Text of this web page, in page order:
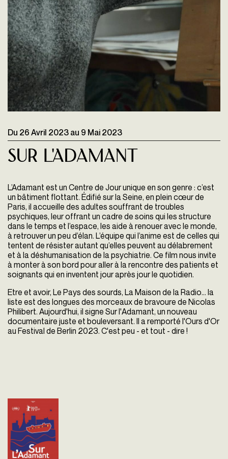
Du 26 Avril 2023 au 9 Mai 2023
Sur L'ADAMANT
L’Adamant est un Centre de Jour unique en son genre : c’est
un bâtiment flottant. Édifié sur la Seine, en plein cœur de
Paris, il accueille des adultes souffrant de troubles
psychiques, leur offrant un cadre de soins qui les structure
dans le temps et l’espace, les aide à renouer avec le monde,
à retrouver un peu d’élan. L’équipe qui l’anime est de celles qui
tentent de résister autant qu’elles peuvent au délabrement
et à la déshumanisation de la psychiatrie. Ce film nous invite
à monter à son bord pour aller à la rencontre des patients et
soignants qui en inventent jour après jour le quotidien.
Etre et avoir, Le Pays des sourds, La Maison de la Radio… la
liste est des longues des morceaux de bravoure de Nicolas
Philibert. Aujourd'hui, il signe Sur l'Adamant, un nouveau
documentaire juste et bouleversant. Il a remporté l'Ours d'Or
au Festival de Berlin 2023. C'est peu - et tout - dire !
jour unique en son genre :
c’est un bâtiment flottant.
Édifié sur la Seine, en plein
cœur de Paris, il accueille